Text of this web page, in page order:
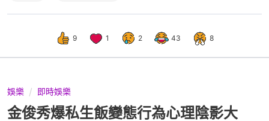
9 1 2 43 8
娛樂 即時娛樂
金俊秀爆私生飯變態行為心理陰影大